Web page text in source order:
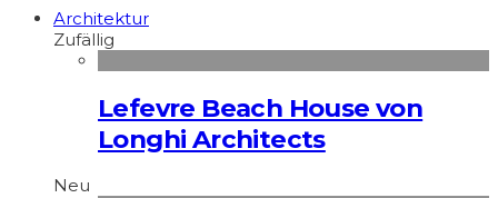
Architektur
Zufällig
Lefevre Beach House von
Longhi Architects
Neu